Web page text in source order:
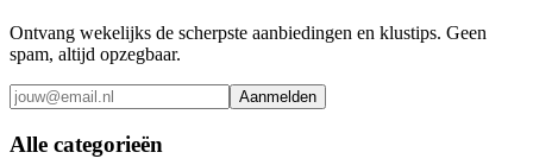
Ontvang wekelijks de scherpste aanbiedingen en klustips. Geen
spam, altijd opzegbaar.
Aanmelden
Alle categorieën